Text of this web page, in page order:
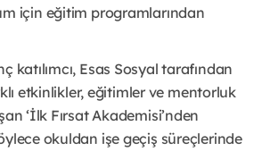
için eğitim programlarından
katılımcı, Esas Sosyal tarafından
etkinlikler, eğitimler ve mentorluk
‘İlk Fırsat Akademisi’nden
okuldan işe geçiş süreçlerinde